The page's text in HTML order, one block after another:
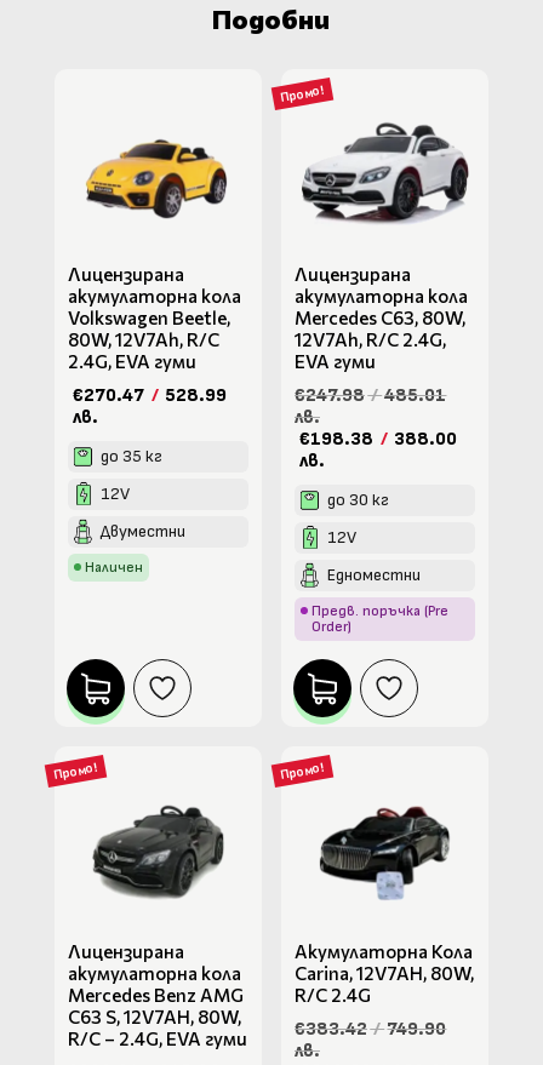
Подобни
Лицензирана
акумулаторна кола
Volkswagen Beetle,
80W, 12V7Ah, R/C
2.4G, EVA гуми
€270.47 / 528.99
лв.
до 35 кг
12V
Двуместни
Наличен
Промо!
Лицензирана
акумулаторна кола
Mercedes C63, 80W,
12V7Ah, R/C 2.4G,
EVA гуми
€247.98/485.01
лв.
€198.38 / 388.00
лв.
до 30 кг
12V
Едноместни
Предв. поръчка (Pre
Order)
Промо!
Лицензирана
акумулаторна кола
Mercedes Benz AMG
C63 S, 12V7AH, 80W,
R/C – 2.4G, EVA гуми
Промо!
Акумулаторна Кола
Carina, 12V7AH, 80W,
R/C 2.4G
€383.42/749.90
лв.